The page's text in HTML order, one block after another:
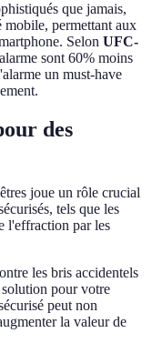
que jamais,
permettant aux
Selon UFC-
sont 60% moins
un must-have
des
joue un rôle crucial
tels que les
l'effraction par les
les bris accidentels
pour votre
peut non
la valeur de